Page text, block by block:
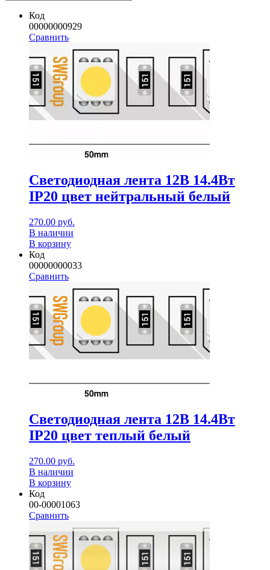
Код
00000000929
Сравнить
Светодиодная лента 12В 14.4Вт
IP20 цвет нейтральный белый
270.00 руб.
В наличии
В корзину
Код
00000000033
Сравнить
Светодиодная лента 12В 14.4Вт
IP20 цвет теплый белый
270.00 руб.
В наличии
В корзину
Код
00-00001063
Сравнить